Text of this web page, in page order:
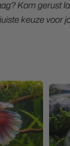
Kom gerust
keuze voor